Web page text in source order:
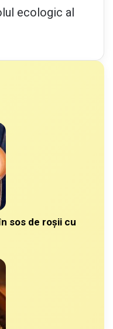
ecologic al
sos de roșii cu